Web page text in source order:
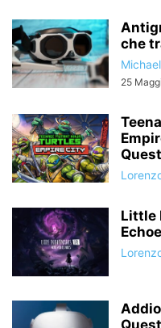
che
25
Little